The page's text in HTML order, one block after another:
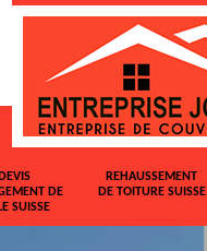
DEVIS
DE
SUISSE
REHAUSSEMENT
DE TOITURE SUISSE